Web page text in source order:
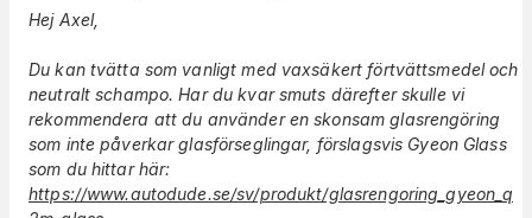
Hej Axel,
Du kan tvätta som vanligt med vaxsäkert förtvättsmedel och
neutralt schampo. Har du kvar smuts därefter skulle vi
rekommendera att du använder en skonsam glasrengöring
som inte påverkar glasförseglingar, förslagsvis Gyeon Glass
som du hittar här:
https://www.autodude.se/sv/produkt/glasrengoring_gyeon_q